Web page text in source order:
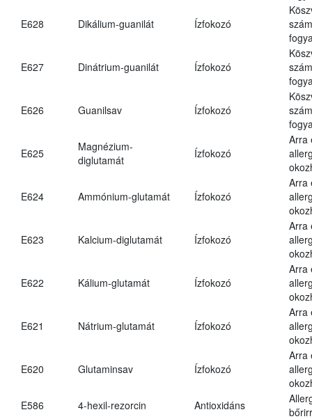
E628 Dikálium-guanilát Ízfokozó
E627 Dinátrium-guanilát Ízfokozó
E626 Guanilsav Ízfokozó
E625
Magnézium-
diglutamát
Ízfokozó
Arra
E624 Ammónium-glutamát Ízfokozó
Arra
E623 Kalcium-diglutamát Ízfokozó
Arra
E622 Kálium-glutamát Ízfokozó
Arra
E621 Nátrium-glutamát Ízfokozó
Arra
E620 Glutaminsav Ízfokozó
Arra
E586
4-hexil-rezorcin Antioxidáns